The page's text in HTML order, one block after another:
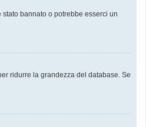
bannato o potrebbe esserci un
ridurre la grandezza del database. Se